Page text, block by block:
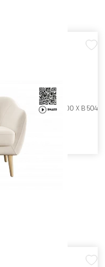
Ш 484 X Г 400 X В 504